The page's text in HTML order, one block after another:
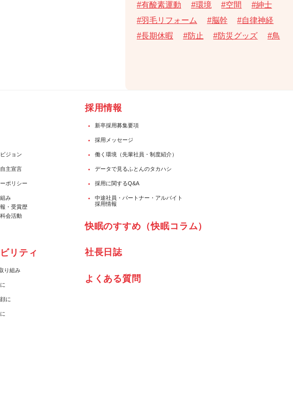
有酸素運動
環境 空間
紳士
羽毛リフォーム
脳幹
自律神経
長期休暇
防止 防災グッズ 鳥
ジョン
主宣言
ポリシー
み
・受賞歴
会活動
リティ
り組み
に
採用情報
新卒採用募集要項
採用メッセージ
働く環境（先輩社員・制度紹介）
データで見るふとんのタカハシ
採用に関するQ&A
中途社員・パートナー・アルバイト
採用情報
快眠のすすめ（快眠コラム）
社⾧日誌
よくある質問